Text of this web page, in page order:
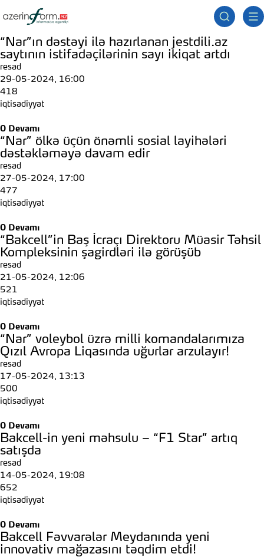
“Nar”ın dəstəyi ilə hazırlanan jestdili.az
saytının istifadəçilərinin sayı ikiqat artdı
resad
29-05-2024, 16:00
418
iqtisadiyyat
0 Devamı
“Nar” ölkə üçün önəmli sosial layihələri
dəstəkləməyə davam edir
resad
27-05-2024, 17:00
477
iqtisadiyyat
0 Devamı
“Bakcell”in Baş İcraçı Direktoru Müasir Təhsil
Kompleksinin şagirdləri ilə görüşüb
resad
21-05-2024, 12:06
521
iqtisadiyyat
0 Devamı
“Nar” voleybol üzrə milli komandalarımıza
Qızıl Avropa Liqasında uğurlar arzulayır!
resad
17-05-2024, 13:13
500
iqtisadiyyat
0 Devamı
Bakcell-in yeni məhsulu – “F1 Star” artıq
satışda
resad
14-05-2024, 19:08
652
iqtisadiyyat
0 Devamı
Bakcell Fəvvarələr Meydanında yeni
innovativ mağazasını təqdim etdi!